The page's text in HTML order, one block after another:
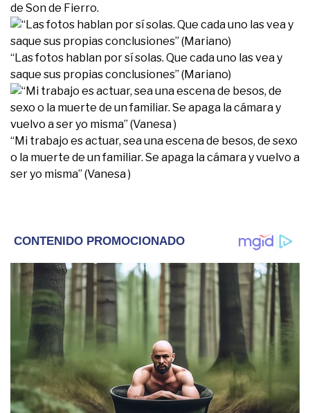
de Son de Fierro.
“Las fotos hablan por sí solas. Que cada uno las vea y
saque sus propias conclusiones” (Mariano)
“Mi trabajo es actuar, sea una escena de besos, de sexo
o la muerte de un familiar. Se apaga la cámara y vuelvo a
ser yo misma” (Vanesa )